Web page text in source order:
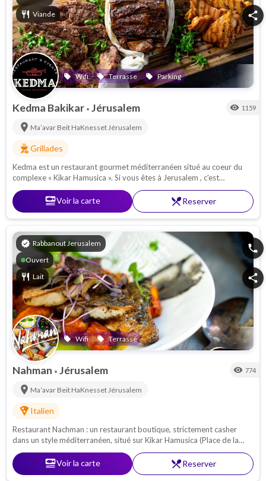
Boucheries
restaurant Viande
local_offer Wifi local_offer Terrasse local_offer Parking
share
Kedma Bakikar • Jérusalem visibility 1159
location_on Ma’avar Beit HaKnesset Jérusalem
outdoor_grillGrillades
Kedma est un restaurant gourmet méditerranéen situé au coeur du
complexe « Kikar Hamusica ». Si vous êtes à Jerusalem , c'est
l'occasion de découvrir cet endroit avec une ambiance unique !
set_mealVoir la carte restaurant_menuReserver
verified Rabbanout Jerusalem
Ouvert
restaurant Lait
local_offer Wifi local_offer Terrasse
phone
share
Nahman • Jérusalem visibility 774
location_on Ma’avar Beit HaKnesset Jérusalem
local_pizzaItalien
Restaurant Nachman : un restaurant boutique, strictement casher
dans un style méditerranéen, situé sur Kikar Hamusica (Place de la
musique) dans le quartier pittoresque de Nachalat Shiva. A ne pas
manquer !set_mealVoir la carte restaurant_menuReserver